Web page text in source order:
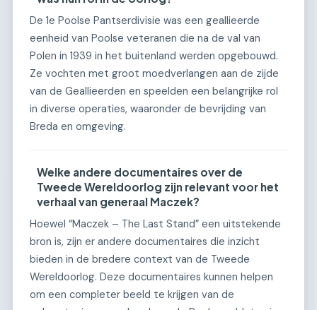
De 1e Poolse Pantserdivisie was een geallieerde
eenheid van Poolse veteranen die na de val van
Polen in 1939 in het buitenland werden opgebouwd.
Ze vochten met groot moedverlangen aan de zijde
van de Geallieerden en speelden een belangrijke rol
in diverse operaties, waaronder de bevrijding van
Breda en omgeving.
Welke andere documentaires over de
Tweede Wereldoorlog zijn relevant voor het
verhaal van generaal Maczek?
Hoewel “Maczek – The Last Stand” een uitstekende
bron is, zijn er andere documentaires die inzicht
bieden in de bredere context van de Tweede
Wereldoorlog. Deze documentaires kunnen helpen
om een completer beeld te krijgen van de